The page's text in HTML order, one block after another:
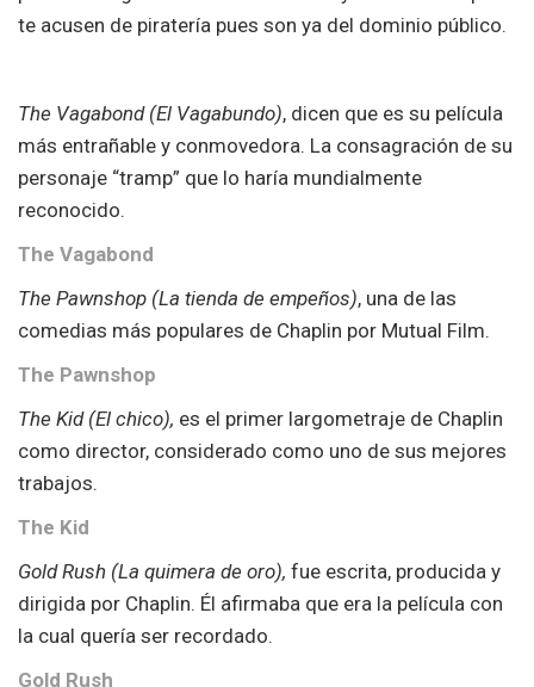
te acusen de piratería pues son ya del dominio público.
The Vagabond (El Vagabundo), dicen que es su película
más entrañable y conmovedora. La consagración de su
personaje “tramp” que lo haría mundialmente
reconocido.
The Vagabond
The Pawnshop (La tienda de empeños), una de las
comedias más populares de Chaplin por Mutual Film.
The Pawnshop
The Kid (El chico), es el primer largometraje de Chaplin
como director, considerado como uno de sus mejores
trabajos.
The Kid
Gold Rush (La quimera de oro), fue escrita, producida y
dirigida por Chaplin. Él afirmaba que era la película con
la cual quería ser recordado.
Gold Rush